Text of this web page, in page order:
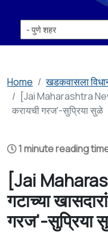
Home खडकवासला
[Jai Maharashtra
करायची गरज'-सुप्रिया सुळे
1 minute reading
[Jai
गटाच्या
गरज'-सुप्रिया